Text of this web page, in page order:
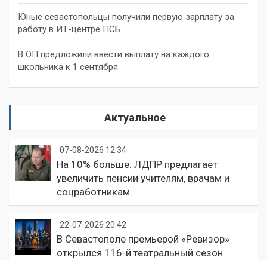
Юные севастопольцы получили первую зарплату за
работу в ИТ-центре ПСБ
В ОП предложили ввести выплату на каждого
школьника к 1 сентября
Актуальное
07-08-2026 12:34
На 10% больше: ЛДПР предлагает
увеличить пенсии учителям, врачам и
соцработникам
22-07-2026 20:42
В Севастополе премьерой «Ревизор»
открылся 116-й театральный сезон